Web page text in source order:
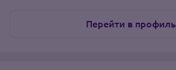
Перейти в профиль